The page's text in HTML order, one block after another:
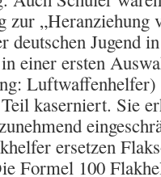
zur „Heranziehung
deutschen Jugend
einer ersten
Luftwaffenhelfer)
kaserniert. Sie
ersetzen
Formel 100